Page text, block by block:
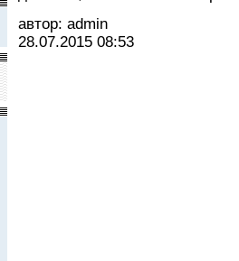
автор: admin
28.07.2015 08:53